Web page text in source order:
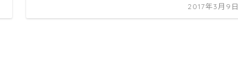
2017年3月9日